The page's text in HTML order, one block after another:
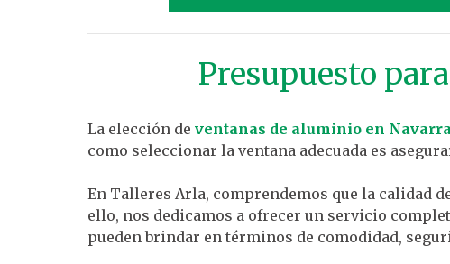
Presupuesto
La elección de ventanas de aluminio en Navarra
como seleccionar la ventana adecuada es
En Talleres Arla, comprendemos que la calidad
ello, nos dedicamos a ofrecer un servicio
pueden brindar en términos de comodidad,